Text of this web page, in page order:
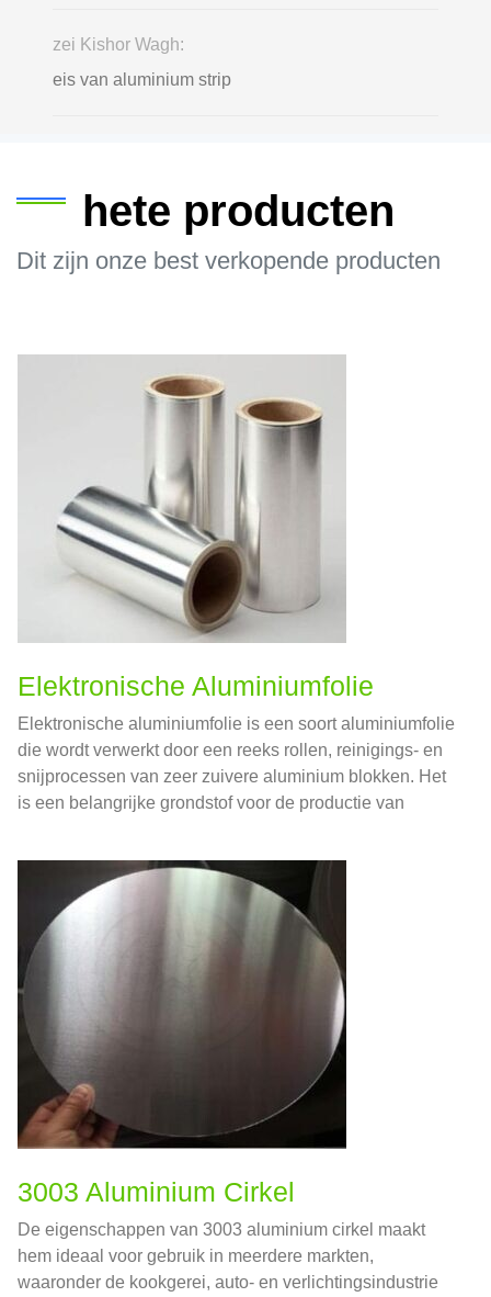
zei Kishor Wagh:
eis van aluminium strip
hete producten
Dit zijn onze best verkopende producten
Elektronische Aluminiumfolie
Elektronische aluminiumfolie is een soort aluminiumfolie
die wordt verwerkt door een reeks rollen, reinigings- en
snijprocessen van zeer zuivere aluminium blokken. Het
is een belangrijke grondstof voor de productie van
3003 Aluminium Cirkel
De eigenschappen van 3003 aluminium cirkel maakt
hem ideaal voor gebruik in meerdere markten,
waaronder de kookgerei, auto- en verlichtingsindustrie